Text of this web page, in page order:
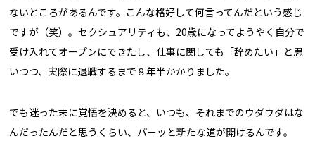
ないところがあるんです。こんな格好して何言ってんだという感じ
ですが（笑）。セクシュアリティも、20歳になってようやく自分で
受け入れてオープンにできたし、仕事に関しても「辞めたい」と思
いつつ、実際に退職するまで８年半かかりました。
でも迷った末に覚悟を決めると、いつも、それまでのウダウダはな
んだったんだと思うくらい、パーッと新たな道が開けるんです。